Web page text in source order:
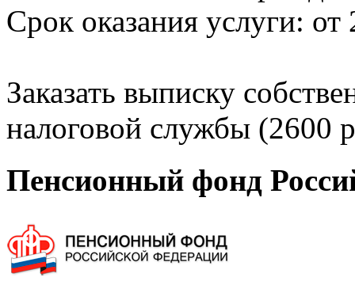
Срок оказания услуги: от
Заказать выписку
налоговой службы (2600
Пенсионный фонд